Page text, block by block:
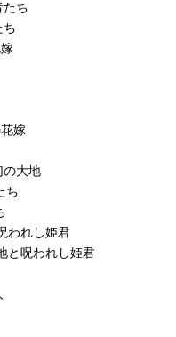
ち
ち
嫁
の大地
ち
われし姫君
と呪われし姫君